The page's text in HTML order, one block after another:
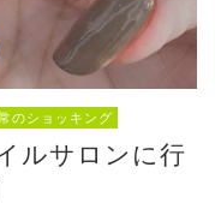
のショッキング
ルサロンに行